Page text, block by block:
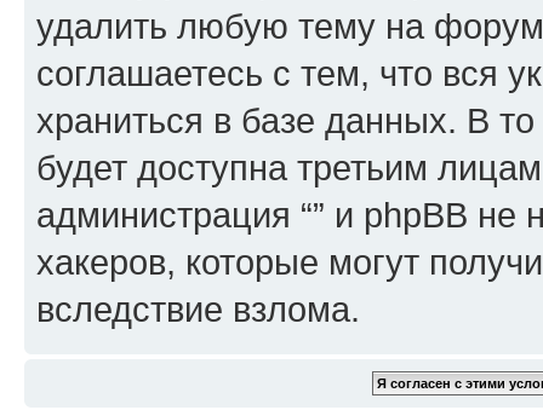
удалить любую тему на
соглашаетесь с тем, что вся
храниться в базе данных. В
будет доступна третьим
администрация “” и phpBB не
хакеров, которые могут
вследствие взлома.